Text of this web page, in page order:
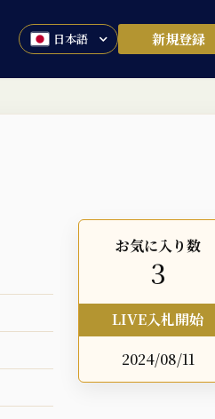
新規登録
お気に入り数
3
LIVE入札開始
2024/08/11